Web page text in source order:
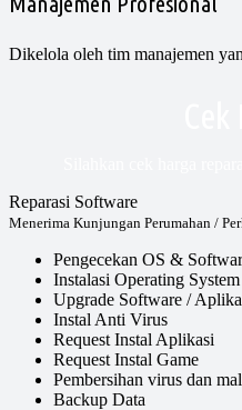
Dikelola oleh tim manajemen
Reparasi Software
Menerima Kunjungan Perumahan /
Pengecekan OS &
Instalasi Operating
Upgrade Software /
Instal Anti Virus
Request Instal Aplikasi
Request Instal Game
Pembersihan virus dan
Backup Data